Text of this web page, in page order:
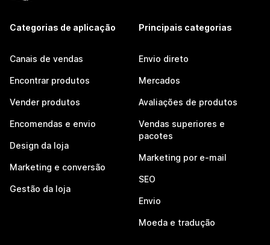
Categorias de aplicação
Canais de vendas
Encontrar produtos
Vender produtos
Encomendas e envio
Design da loja
Marketing e conversão
Gestão da loja
Principais categorias
Envio direto
Mercados
Avaliações de produtos
Vendas superiores e
pacotes
Marketing por e-mail
SEO
Envio
Moeda e tradução